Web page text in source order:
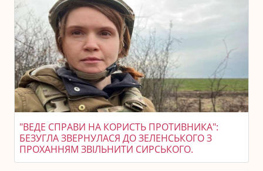
"ВЕДЕ СПРАВИ НА КОРИСТЬ ПРОТИВНИКА":
БЕЗУГЛА ЗВЕРНУЛАСЯ ДО ЗЕЛЕНСЬКОГО З
ПРОХАННЯМ ЗВІЛЬНИТИ СИРСЬКОГО.